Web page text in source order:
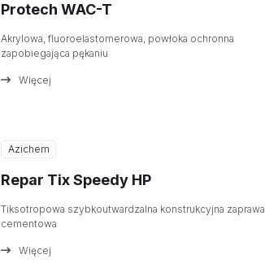
Protech WAC-T
Akrylowa, fluoroelastomerowa, powłoka ochronna
zapobiegająca pękaniu
Więcej
Azichem
Repar Tix Speedy HP
Tiksotropowa szybkoutwardzalna konstrukcyjna zaprawa
cementowa
Więcej